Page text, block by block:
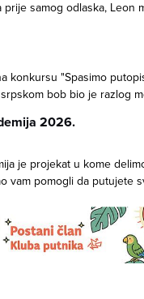
prije samog odlaska, Leon
konkursu "Spasimo
bob bio je razlog
2026.
je projekat u kome
vam pomogli da putujete